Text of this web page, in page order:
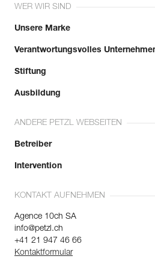
WER WIR SIND
Unsere Marke
Verantwortungsvolles
Stiftung
Ausbildung
ANDERE PETZL WEBSEITEN
Betreiber
Intervention
KONTAKT AUFNEHMEN
Agence 10ch SA
info@petzl.ch
+41 21 947 46 66
Kontaktformular